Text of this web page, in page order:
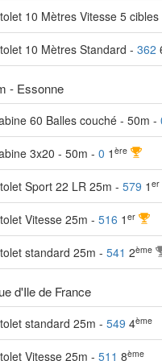
10 Mètres Vitesse 5 cibles
10 Mètres Standard - 362
- Essonne
60 Balles couché - 50m -
3x20 - 50m - 0 1 ère
Sport 22 LR 25m - 579 1 er
Vitesse 25m - 516 1 er
standard 25m - 541 2ème
d'Ile de France
standard 25m - 549 4ème
Vitesse 25m - 511 8ème